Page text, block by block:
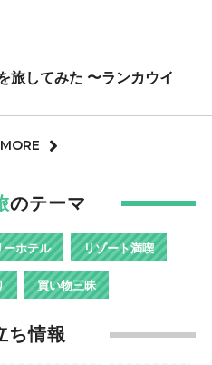
旅してみた 〜ランカウイ
のテーマ
ーホテル リゾート満喫
買い物三昧
ち情報